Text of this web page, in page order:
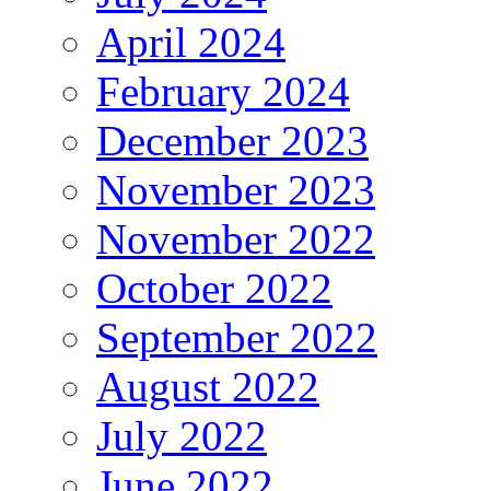
April 2024
February 2024
December 2023
November 2023
November 2022
October 2022
September 2022
August 2022
July 2022